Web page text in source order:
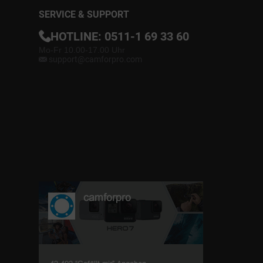
SERVICE & SUPPORT
HOTLINE: 0511-1 69 33 60